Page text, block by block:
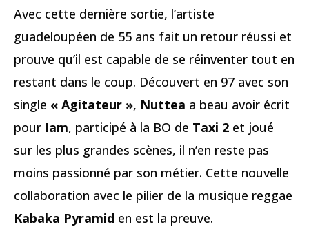
Avec cette dernière sortie, l’artiste
guadeloupéen de 55 ans fait un retour réussi et
prouve qu’il est capable de se réinventer tout en
restant dans le coup. Découvert en 97 avec son
single « Agitateur », Nuttea a beau avoir écrit
pour Iam, participé à la BO de Taxi 2 et joué
sur les plus grandes scènes, il n’en reste pas
moins passionné par son métier. Cette nouvelle
collaboration avec le pilier de la musique reggae
Kabaka Pyramid en est la preuve.